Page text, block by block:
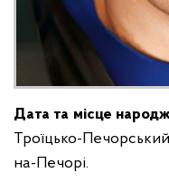
Дата та місце
Троїцько-
на-Печорі.